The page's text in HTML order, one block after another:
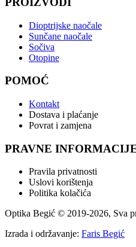
Dioptrijske naočale
Sunčane naočale
Sočiva
Otopine
POMOĆ
Kontakt
Dostava i plaćanje
Povrat i zamjena
PRAVNE
Pravila privatnosti
Uslovi korištenja
Politika kolačića
Optika Begić © 2019-2026, Sva
Izrada i održavanje: Faris Begić